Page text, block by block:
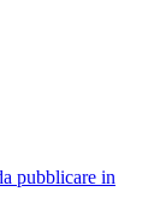
pubblicare in